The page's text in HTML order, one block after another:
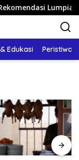
Lumpia
Edukasi Peristiwa